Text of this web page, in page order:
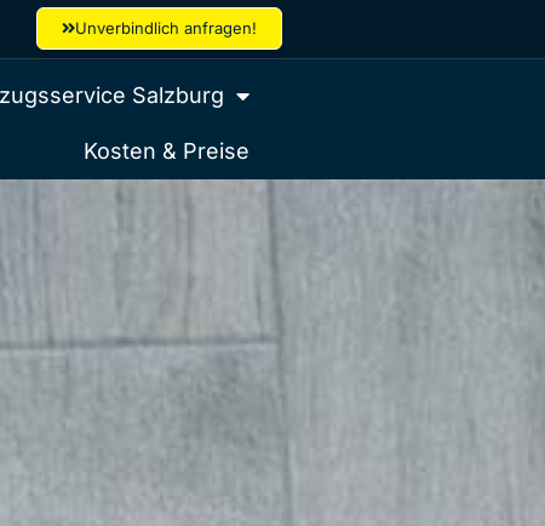
Unverbindlich anfragen!
Salzburg
Kosten & Preise